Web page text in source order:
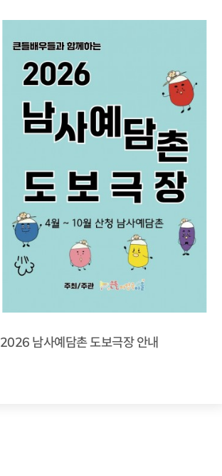
2026 남사예담촌 도보극장 안내